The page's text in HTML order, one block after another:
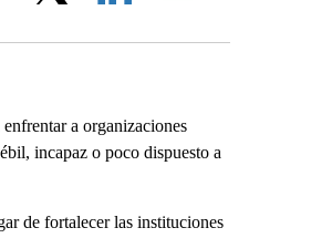
Facebook
a organizaciones
incapaz o poco dispuesto a
de fortalecer las instituciones